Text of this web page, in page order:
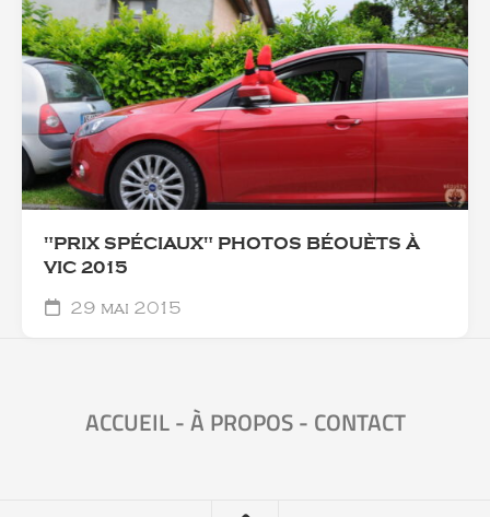
"PRIX SPÉCIAUX" PHOTOS BÉOUÈTS À
VIC 2015
29 mai 2015
ACCUEIL-À PROPOS- CONTACT